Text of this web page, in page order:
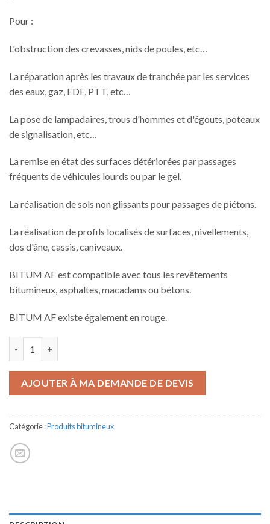
Pour :
L'obstruction des crevasses, nids de poules, etc…
La réparation après les travaux de tranchée par les services
des eaux, gaz, EDF, PTT, etc…
La pose de lampadaires, trous d'hommes et d'égouts, poteaux
de signalisation, etc…
La remise en état des surfaces détériorées par passages
fréquents de véhicules lourds ou par le gel.
La réalisation de sols non glissants pour passages de piétons.
La réalisation de profils localisés de surfaces, nivellements,
dos d'âne, cassis, caniveaux.
BITUM AF est compatible avec tous les revêtements
bitumineux, asphaltes, macadams ou bétons.
BITUM AF existe également en rouge.
AJOUTER À MA DEMANDE DE DEVIS
Catégorie :Produits bitumineux